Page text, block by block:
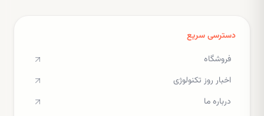
دسترسی سریع
فروشگاه
اخبار روز تکنولوژی
درباره ما